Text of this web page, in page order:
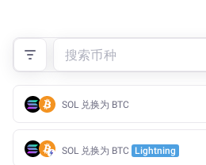
SOL 兑换为 BTC
SOL 兑换为 BTC Lightning